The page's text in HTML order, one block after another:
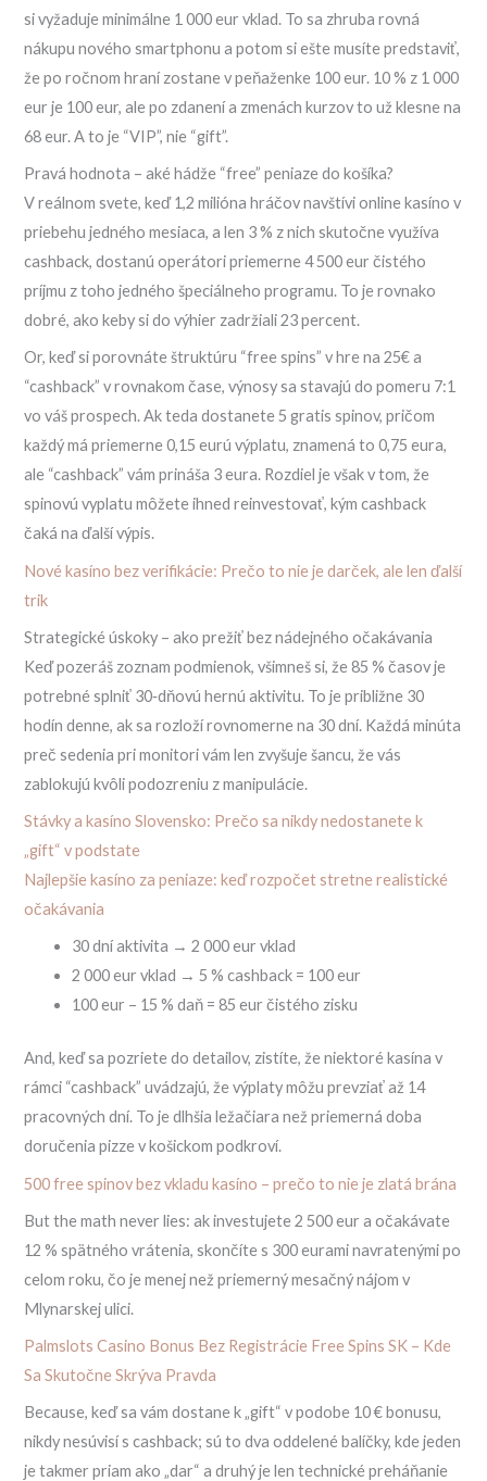
si vyžaduje minimálne 1 000 eur vklad. To sa zhruba rovná
nákupu nového smartphonu a potom si ešte musíte predstaviť,
že po ročnom hraní zostane v peňaženke 100 eur. 10 % z 1 000
eur je 100 eur, ale po zdanení a zmenách kurzov to už klesne na
68 eur. A to je “VIP”, nie “gift”.
Pravá hodnota – aké hádže “free” peniaze do košíka?
V reálnom svete, keď 1,2 milióna hráčov navštívi online kasíno v
priebehu jedného mesiaca, a len 3 % z nich skutočne využíva
cashback, dostanú operátori priemerne 4 500 eur čistého
príjmu z toho jedného špeciálneho programu. To je rovnako
dobré, ako keby si do výhier zadržiali 23 percent.
Or, keď si porovnáte štruktúru “free spins” v hre na 25€ a
“cashback” v rovnakom čase, výnosy sa stavajú do pomeru 7:1
vo váš prospech. Ak teda dostanete 5 gratis spinov, pričom
každý má priemerne 0,15 eurú výplatu, znamená to 0,75 eura,
ale “cashback” vám prináša 3 eura. Rozdiel je však v tom, že
spinovú vyplatu môžete ihned reinvestovať, kým cashback
čaká na ďalší výpis.
Nové kasíno bez verifikácie: Prečo to nie je darček, ale len ďalší
trik
Strategické úskoky – ako prežiť bez nádejného očakávania
Keď pozeráš zoznam podmienok, všimneš si, že 85 % časov je
potrebné splniť 30‑dňovú hernú aktivitu. To je približne 30
hodín denne, ak sa rozloží rovnomerne na 30 dní. Každá minúta
preč sedenia pri monitori vám len zvyšuje šancu, že vás
zablokujú kvôli podozreniu z manipulácie.
Stávky a kasíno Slovensko: Prečo sa nikdy nedostanete k
„gift“ v podstate
Najlepšie kasíno za peniaze: keď rozpočet stretne realistické
očakávania
30 dní aktivita → 2 000 eur vklad
2 000 eur vklad → 5 % cashback = 100 eur
100 eur – 15 % daň = 85 eur čistého zisku
And, keď sa pozriete do detailov, zistíte, že niektoré kasína v
rámci “cashback” uvádzajú, že výplaty môžu prevziať až 14
pracovných dní. To je dlhšia ležačiara než priemerná doba
doručenia pizze v košickom podkroví.
500 free spinov bez vkladu kasíno – prečo to nie je zlatá brána
But the math never lies: ak investujete 2 500 eur a očakávate
12 % spätného vrátenia, skončíte s 300 eurami navratenými po
celom roku, čo je menej než priemerný mesačný nájom v
Mlynarskej ulici.
Palmslots Casino Bonus Bez Registrácie Free Spins SK – Kde
Sa Skutočne Skrýva Pravda
Because, keď sa vám dostane k „gift“ v podobe 10 € bonusu,
nikdy nesúvisí s cashback; sú to dva oddelené balíčky, kde jeden
je takmer priam ako „dar“ a druhý je len technické preháňanie